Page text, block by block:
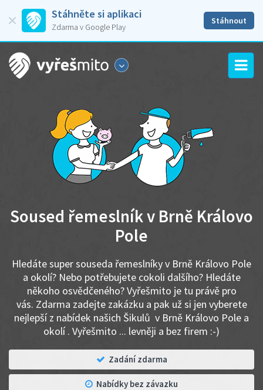
Stáhněte si aplikaci
Zdarma v Google Play
Stáhnout
Soused řemeslník v Brně Královo
Pole
Hledáte super souseda řemeslníky v Brně Královo Pole
a okolí? Nebo potřebujete cokoli dalšího? Hledáte
někoho osvědčeného? Vyřešmito je tu právě pro
vás. Zdarma zadejte zakázku a pak už si jen vyberete
nejlepší z nabídek našich Šikulů v Brně Královo Pole a
okolí . Vyřešmito ... levněji a bez firem :-)
Zadání zdarma
Nabídky bez závazku